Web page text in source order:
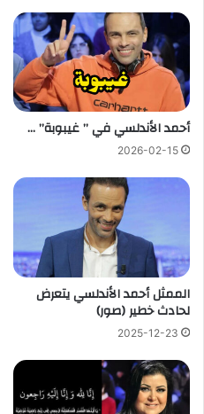
أحمد الأندلسي في ” غيبوبة” …
2026-02-15
الممثل أحمد الأندلسي يتعرض
لحادث خطير (صور)
2025-12-23